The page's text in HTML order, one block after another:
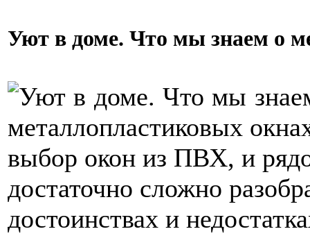
Уют в доме. Что мы знаем о
выбор окон из ПВХ, и
достаточно сложно
достоинствах и